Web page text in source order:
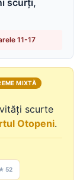
scurți,
11-17
MIXTĂ
scurte
Otopeni.
52